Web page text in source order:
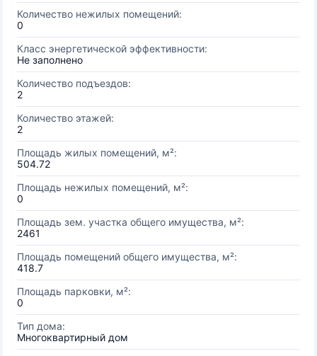
Количество нежилых помещений:
0
Класс энергетической эффективности:
Не заполнено
Количество подъездов:
2
Количество этажей:
2
Площадь жилых помещений, м²:
504.72
Площадь нежилых помещений, м²:
0
Площадь зем. участка общего имущества, м²:
2461
Площадь помещений общего имущества, м²:
418.7
Площадь парковки, м²:
0
Тип дома:
Многоквартирный дом